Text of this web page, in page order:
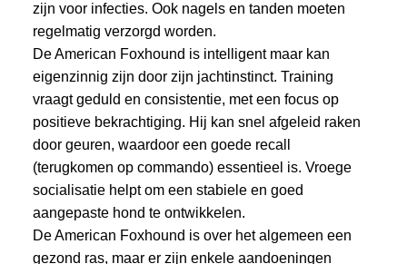
zijn voor infecties. Ook nagels en tanden moeten
regelmatig verzorgd worden.
De American Foxhound is intelligent maar kan
eigenzinnig zijn door zijn jachtinstinct. Training
vraagt geduld en consistentie, met een focus op
positieve bekrachtiging. Hij kan snel afgeleid raken
door geuren, waardoor een goede recall
(terugkomen op commando) essentieel is. Vroege
socialisatie helpt om een stabiele en goed
aangepaste hond te ontwikkelen.
De American Foxhound is over het algemeen een
gezond ras, maar er zijn enkele aandoeningen